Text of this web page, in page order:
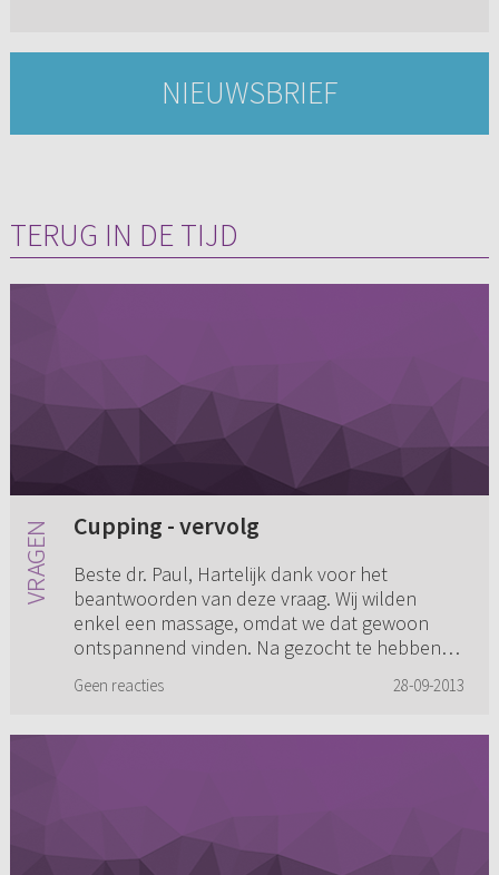
NIEUWSBRIEF
TERUG IN DE TIJD
Cupping - vervolg
Beste dr. Paul, Hartelijk dank voor het
beantwoorden van deze vraag. Wij wilden
enkel een massage, omdat we dat gewoon
ontspannend vinden. Na gezocht te hebben
Geen reacties 28-09-2013